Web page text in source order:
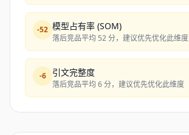
-52 模型占有率 (SOM)
落后竞品平均 52 分，建议优先优化此维度
-6 引文完整度
落后竞品平均 6 分，建议优先优化此维度